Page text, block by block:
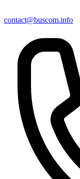
contact@buscom.info